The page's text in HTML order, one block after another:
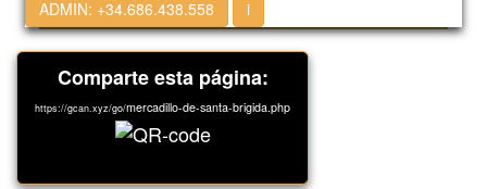
ADMIN: +34.686.438.558 i
Comparte esta página:
https://gcan.xyz/go/mercadillo-de-santa-brigida.php